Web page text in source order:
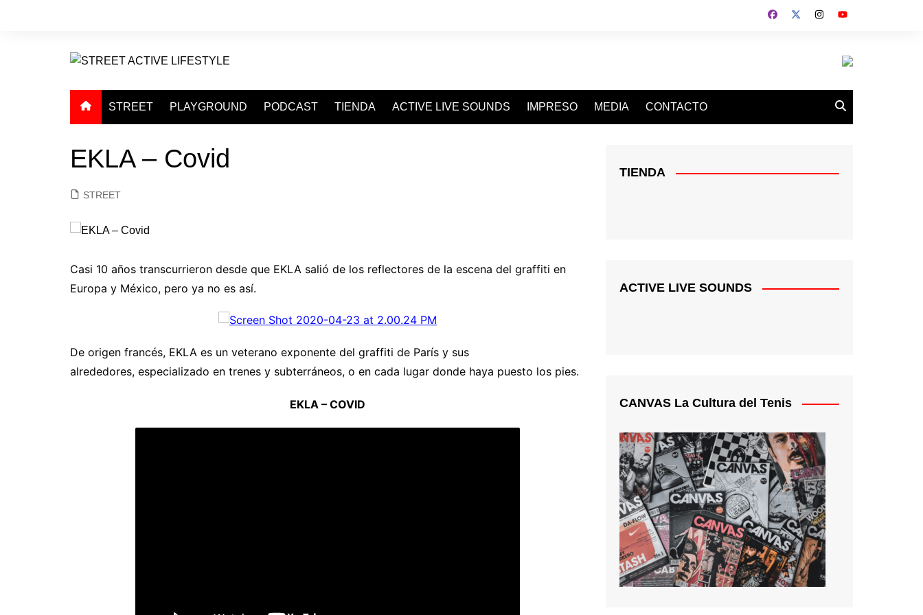
STREET PLAYGROUND PODCAST TIENDA ACTIVE LIVE SOUNDS IMPRESO MEDIA CONTACTO
EKLA – Covid
STREET
Casi 10 años transcurrieron desde que EKLA salió de los reflectores de la escena del graffiti en
Europa y México, pero ya no es así.
De origen francés, EKLA es un veterano exponente del graffiti de París y sus
alrededores, especializado en trenes y subterráneos, o en cada lugar donde haya puesto los pies.
EKLA – COVID
TIENDA
ACTIVE LIVE SOUNDS
CANVAS La Cultura del Tenis